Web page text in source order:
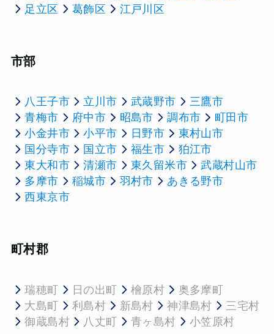
足立区
葛飾区 江戸川区
市部
八王子市 立川市 武蔵野市
三鷹市
青梅市
府中市 昭島市 調布市
町田市
小金井市
小平市 日野市
東村山市
国分寺市
国立市 福生市
狛江市
東大和市
清瀬市 東久留米市
武蔵村山市
多摩市
稲城市 羽村市
あきる野市
西東京市
町村郡
瑞穂町 日の出町 檜原村
奥多摩町
大島町
利島村 新島村 神津島村
三宅村
御蔵島村
八丈町 青ヶ島村 小笠原村